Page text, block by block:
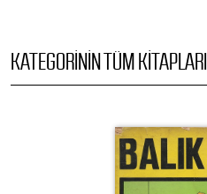
KATEGORININ TÜM KITAPLARI